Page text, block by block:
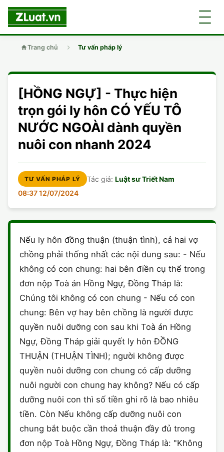
LUẬT SƯ
CHUYÊN VIÊN
TUYỂN DỤNG
DÂN SỰ
DOANH NGHIỆP
GIẤY PHÉP CON
LAO ĐỘNG
SỞ HỮU TRÍ TUỆ
THUẾ - BẢO HIỂM
DÂN SỰ
DOANH NGHIỆP
ĐẤT ĐAI
GIẤY PHÉP CON
HÀNH CHÍNH
HÌNH SỰ
HÔN NHÂN - GIA ĐÌNH
LAO ĐỘNG
SỞ HỮU TRÍ TUỆ
THỪA KẾ - DI CHÚC
THUẾ VÀ KẾ TOÁN
DI CHÚC
ĐĂNG KÝ XE
HÀNH CHÍNH
DOANH NGHIỆP
HỘ KINH DOANH
SỞ HỮU TRÍ TUỆ
LÝ LỊCH TƯ PHÁP
TRÍCH LỤC HỘ TỊCH
CÔNG BỐ SẢN PHẨM
GIẤY PHÉP LAO ĐỘNG
LY HÔN
ĐẤT ĐAI
HÌNH SỰ
HỢP ĐỒNG
TỐ TỤNG
KHÁC
Trang chủ Tư vấn pháp lý
[HỒNG NGỰ] - Thực hiện
trọn gói ly hôn CÓ YẾU TÔ
NƯỚC NGOÀI dành quyền
nuôi con nhanh 2024
TƯ VẤN PHÁP LÝ Tác giả:Luật sư Triết Nam
08:37 12/07/2024
Nếu ly hôn đồng thuận (thuận tình), cả hai vợ
chồng phải thống nhất các nội dung sau: - Nếu
không có con chung: hai bên điền cụ thể trong
đơn nộp Toà án Hồng Ngự, Đồng Tháp là:
Chúng tôi không có con chung - Nếu có con
chung: Bên vợ hay bên chồng là người được
quyền nuôi dưỡng con sau khi Toà án Hồng
Ngự, Đồng Tháp giải quyết ly hôn ĐỒNG
THUẬN (THUẬN TÌNH); người không được
quyền nuôi dưỡng con chung có cấp dưỡng
nuôi người con chung hay không? Nếu có cấp
dưỡng nuôi con thì số tiền ghi rõ là bao nhiêu
tiền. Còn Nếu không cấp dưỡng nuôi con
chung bắt buộc cần thoả thuận đầy đủ trong
đơn nộp Toà Hồng Ngự, Đồng Tháp là: "Không